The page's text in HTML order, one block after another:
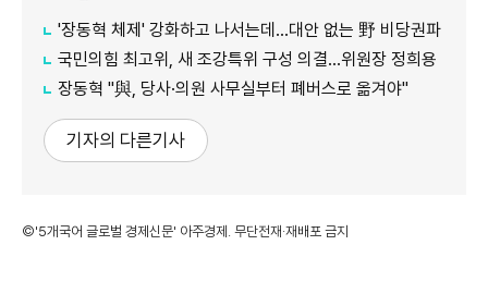
'장동혁 체제' 강화하고 나서는데…대안 없는 野 비당권파
국민의힘 최고위, 새 조강특위 구성 의결…위원장 정희용
장동혁 "與, 당사·의원 사무실부터 폐버스로 옮겨야"
기자의 다른기사
©'5개국어 글로벌 경제신문' 아주경제. 무단전재·재배포 금지